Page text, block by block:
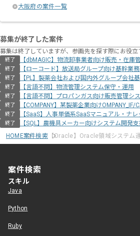
大阪府の案件一覧
募集が終了した案件
募集は終了していますが、参画先を探す際にお役立
終了 【dbMAGIC】物流卸事業者向け販売・在庫
終了 【ローコード】放送局グループ向け基幹業
終了 【PL】製薬会社および国内外グループ会社
終了 【言語不問】物流管理システム保守・運用
終了 【言語不問】プロパンガス向け販売管理シ
終了 【COMPANY】某製薬企業向けOMPANY_IF/
終了 【SaaS】人事単価系SaaSマニュアル・ナ
終了
【SQL】農機具メーカー向けシステム開発支
HOME案件検索【Oracle】Oracle領域システム
案件検索
スキル
Java
Python
Ruby